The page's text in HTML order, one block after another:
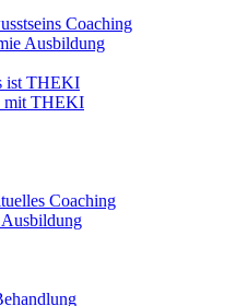
Coaching
Ausbildung
ist THEKI
mit THEKI
Coaching